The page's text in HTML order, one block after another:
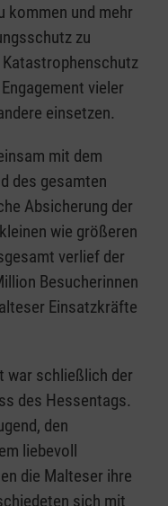
kommen und mehr
zu
vieler
einsetzen.
mit dem
des gesamten
Absicherung der
wie größeren
verlief der
Besucherinnen
Einsatzkräfte
war schließlich der
des Hessentags.
den
liebevoll
die Malteser ihre
sich mit